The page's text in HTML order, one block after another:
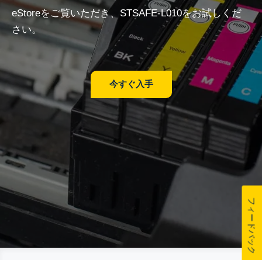
eStoreをご覧いただき、STSAFE-L010をお試しくだ
さい。
今すぐ入手
フィードバック